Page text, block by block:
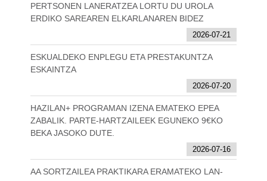
PERTSONEN LANERATZEA LORTU DU UROLA
ERDIKO SAREAREN ELKARLANAREN BIDEZ
2026-07-21
ESKUALDEKO ENPLEGU ETA PRESTAKUNTZA
ESKAINTZA
2026-07-20
HAZILAN+ PROGRAMAN IZENA EMATEKO EPEA
ZABALIK. PARTE-HARTZAILEEK EGUNEKO 9€KO
BEKA JASOKO DUTE.
2026-07-16
AA SORTZAILEA PRAKTIKARA ERAMATEKO LAN-